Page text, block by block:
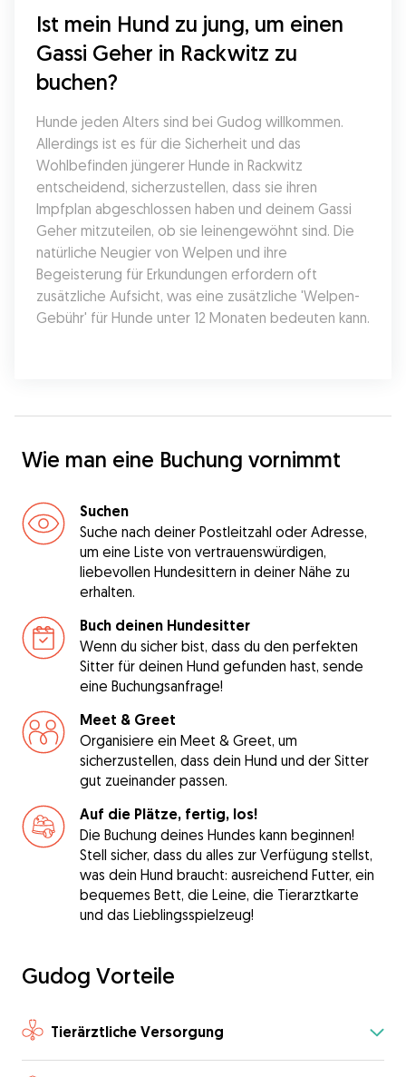
Ist mein Hund zu jung, um einen
Gassi Geher in Rackwitz zu
buchen?
Hunde jeden Alters sind bei Gudog willkommen.
Allerdings ist es für die Sicherheit und das
Wohlbefinden jüngerer Hunde in Rackwitz
entscheidend, sicherzustellen, dass sie ihren
Impfplan abgeschlossen haben und deinem Gassi
Geher mitzuteilen, ob sie leinengewöhnt sind. Die
natürliche Neugier von Welpen und ihre
Begeisterung für Erkundungen erfordern oft
zusätzliche Aufsicht, was eine zusätzliche 'Welpen-
Gebühr' für Hunde unter 12 Monaten bedeuten kann.
Wie man eine Buchung vornimmt
Suchen
Suche nach deiner Postleitzahl oder Adresse,
um eine Liste von vertrauenswürdigen,
liebevollen Hundesittern in deiner Nähe zu
erhalten.
Buch deinen Hundesitter
Wenn du sicher bist, dass du den perfekten
Sitter für deinen Hund gefunden hast, sende
eine Buchungsanfrage!
Meet & Greet
Organisiere ein Meet & Greet, um
sicherzustellen, dass dein Hund und der Sitter
gut zueinander passen.
Auf die Plätze, fertig, los!
Die Buchung deines Hundes kann beginnen!
Stell sicher, dass du alles zur Verfügung stellst,
was dein Hund braucht: ausreichend Futter, ein
bequemes Bett, die Leine, die Tierarztkarte
und das Lieblingsspielzeug!
Gudog Vorteile
Tierärztliche Versorgung